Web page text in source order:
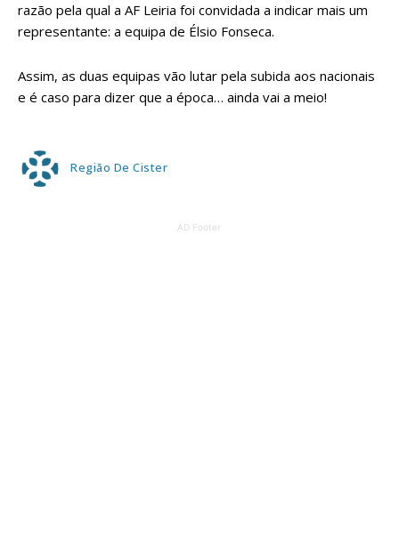
razão pela qual a AF Leiria foi convidada a indicar mais um
representante: a equipa de Élsio Fonseca.
Assim, as duas equipas vão lutar pela subida aos nacionais
e é caso para dizer que a época… ainda vai a meio!
Região De Cister
AD Footer